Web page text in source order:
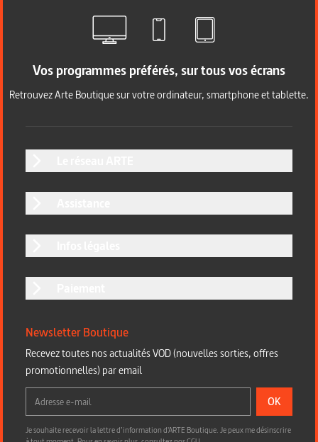
Vos programmes préférés, sur tous vos écrans
Retrouvez Arte Boutique sur votre ordinateur, smartphone et tablette.
Newsletter Boutique
Recevez toutes nos actualités VOD (nouvelles sorties, offres
promotionnelles) par email
OK
Je souhaite recevoir la lettre d’information d'ARTE Boutique. Je peux me désinscrire